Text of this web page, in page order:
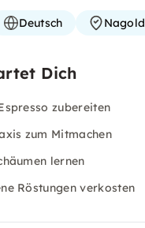
Deutsch Nagold
Dich
zubereiten
zum Mitmachen
lernen
Röstungen verkosten